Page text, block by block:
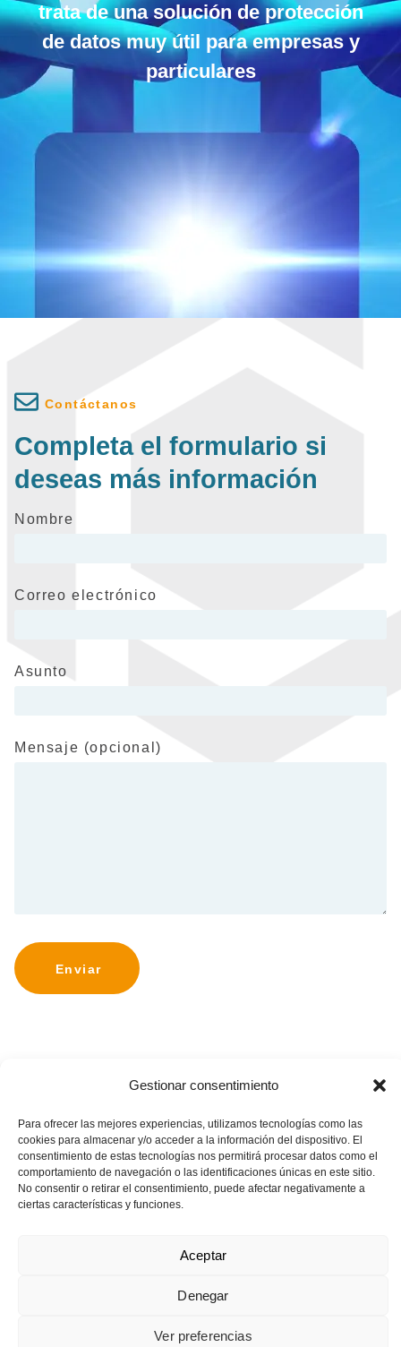
Gestionar consentimiento
Para ofrecer las mejores experiencias, utilizamos tecnologías como las
cookies para almacenar y/o acceder a la información del dispositivo. El
consentimiento de estas tecnologías nos permitirá procesar datos como el
comportamiento de navegación o las identificaciones únicas en este sitio.
No consentir o retirar el consentimiento, puede afectar negativamente a
ciertas características y funciones.
Aceptar
Denegar
Ver preferencias
trata de una solución de protección
de datos muy útil para empresas y
particulares
Contáctanos
Completa el formulario si
deseas más información
Nombre
Correo electrónico
Asunto
Mensaje (opcional)
Aviso Legal Política de Cookies
C/ de las Eras 52-54 Local